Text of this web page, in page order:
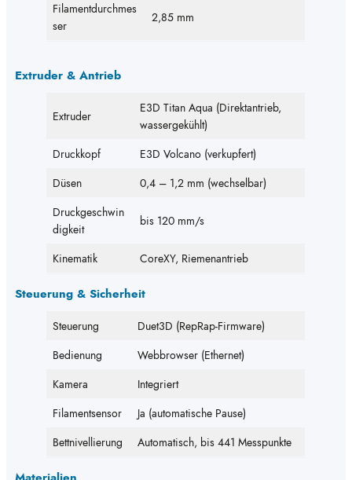
Filamentdurchmes
ser
2,85 mm
Extruder & Antrieb
Extruder
E3D Titan Aqua (Direktantrieb,
wassergekühlt)
Druckkopf
E3D Volcano (verkupfert)
Düsen
0,4 – 1,2 mm (wechselbar)
Druckgeschwin
digkeit
bis 120 mm/s
Kinematik CoreXY, Riemenantrieb
Steuerung & Sicherheit
Steuerung
Duet3D (RepRap-Firmware)
Bedienung
Webbrowser (Ethernet)
Kamera
Integriert
Filamentsensor
Ja (automatische Pause)
Bettnivellierung
Automatisch, bis 441 Messpunkte